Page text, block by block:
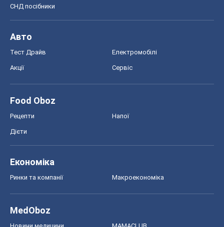
СНД посібники
Авто
Тест Драйв Електромобілі
Акції Сервіс
Food Oboz
Рецепти Напої
Дієти
Економіка
Ринки та компанії Макроекономіка
MedOboz